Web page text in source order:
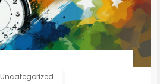
Uncategorized